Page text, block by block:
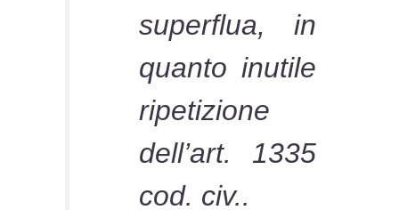
superflua, in
quanto inutile
ripetizione
dell’art. 1335
cod. civ..